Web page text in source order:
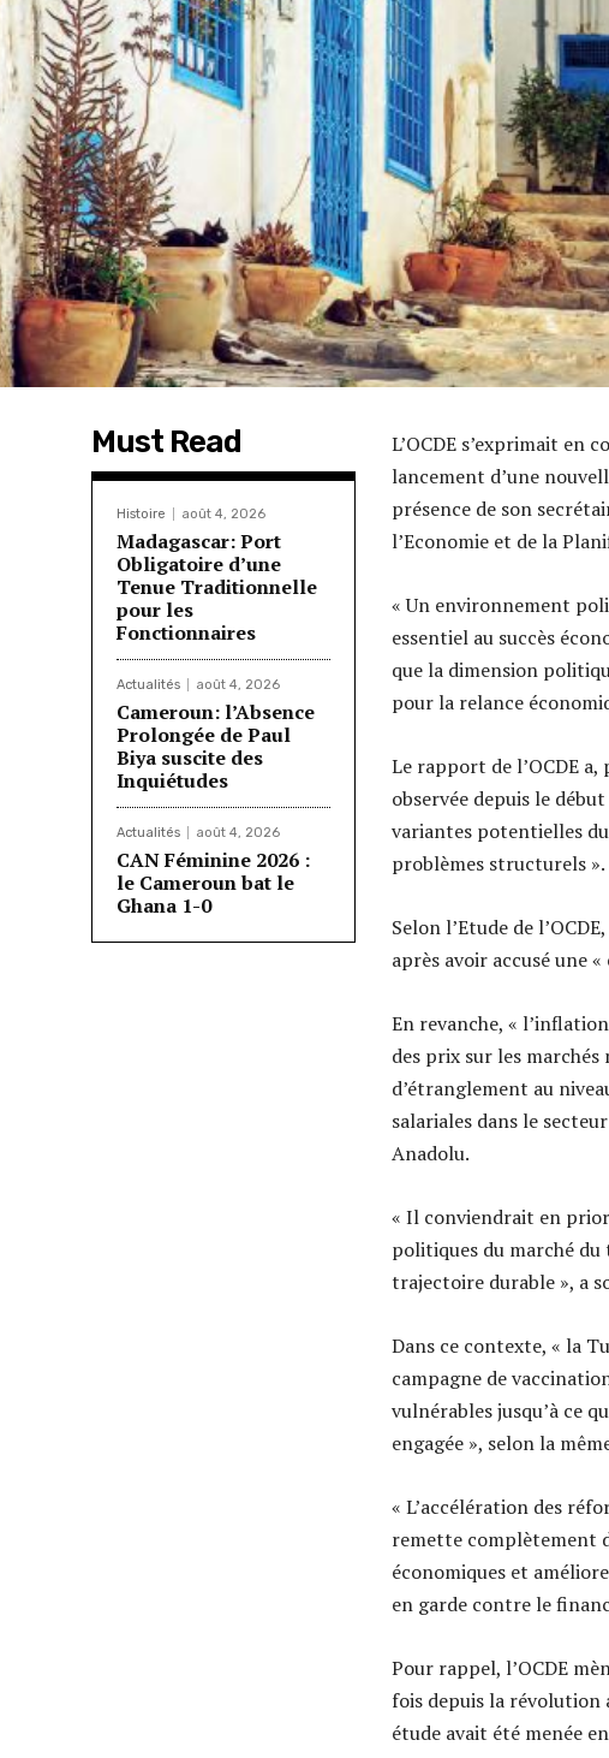
Must Read
Histoire août 4, 2026
Madagascar: Port
Obligatoire d’une
Tenue Traditionnelle
pour les
Fonctionnaires
Actualités août 4, 2026
Cameroun: l’Absence
Prolongée de Paul
Biya suscite des
Inquiétudes
Actualités août 4, 2026
CAN Féminine 2026 :
le Cameroun bat le
Ghana 1-0
L’OCDE s’exprimait en
lancement d’une
présence de son
l’Economie et de la
« Un environnement
essentiel au succès
que la dimension
pour la relance
Le rapport de l’OCDE
observée depuis le
variantes potentielles
problèmes structurels ».
Selon l’Etude de
après avoir accusé une
En revanche, «
des prix sur les
d’étranglement au
salariales dans le
Anadolu.
« Il conviendrait en
politiques du marché
trajectoire durable », a
Dans ce contexte, « la
campagne de
vulnérables jusqu’à ce
engagée », selon la
« L’accélération des
remette complètement
économiques et
en garde contre le
Pour rappel, l’OCDE
fois depuis la révolution
étude avait été menée